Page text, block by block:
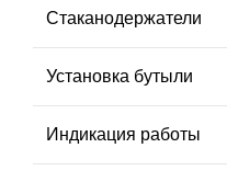
Стаканодержатели
Установка бутыли
Индикация работы